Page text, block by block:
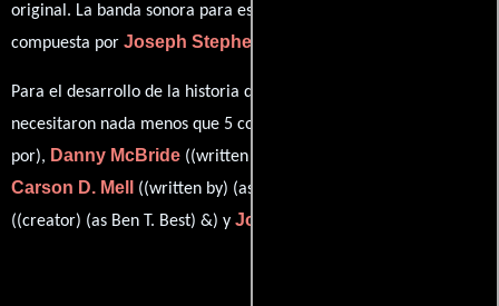
original. La banda sonora para esta producción ha sido
compuesta por Joseph Stephens
Para el desarrollo de la historia que cuenta esta obra, se
necesitaron nada menos que 5 colaboraciones.
por), Danny McBride ((written by) (as Danny R. McBride) &),
Carson D. Mell ((written by) (as Carson Mell)),
((creator) (as Ben T. Best) &) y Jody Hill